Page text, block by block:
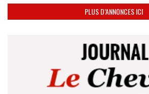
PLUS D’ANNONCES ICI